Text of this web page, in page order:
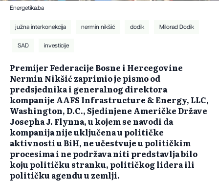
Energetika.ba
južna interkonekcija nermin nikšić dodik Milorad Dodik
SAD investicije
Premijer Federacije Bosne i Hercegovine
Nermin Nikšić zaprimio je pismo od
predsjednika i generalnog direktora
kompanije AAFS Infrastructure & Energy, LLC,
Washington, D.C., Sjedinjene Američke Države
Josepha J. Flynna, u kojem se navodi da
kompanija nije uključena u političke
aktivnosti u BiH, ne učestvuje u političkim
procesima i ne podržava niti predstavlja bilo
koju političku stranku, političkog lidera ili
političku agendu u zemlji.